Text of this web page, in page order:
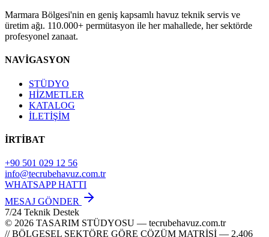
Marmara Bölgesi'nin en geniş kapsamlı havuz teknik servis ve
üretim ağı. 110.000+ permütasyon ile her mahallede, her sektörde
profesyonel zanaat.
NAVİGASYON
STÜDYO
HİZMETLER
KATALOG
İLETİŞİM
İRTİBAT
+90 501 029 12 56
info@tecrubehavuz.com.tr
WHATSAPP HATTI
MESAJ GÖNDER
7/24 Teknik Destek
© 2026 TASARIM STÜDYOSU — tecrubehavuz.com.tr
// BÖLGESEL SEKTÖRE GÖRE ÇÖZÜM MATRİSİ — 2,406